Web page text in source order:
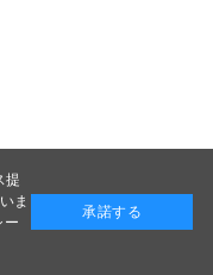
提
ま
ー
承諾する